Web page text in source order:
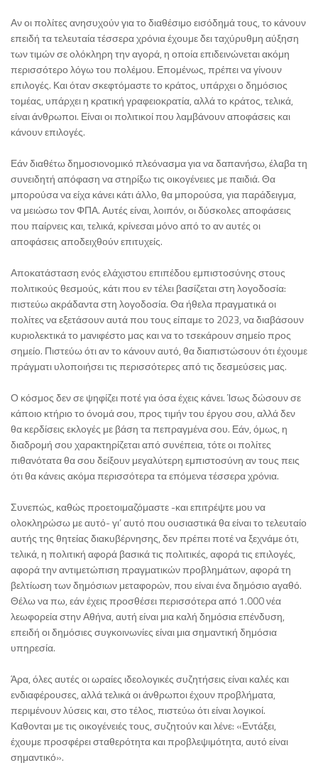
Αν οι πολίτες ανησυχούν για το διαθέσιμο εισόδημά τους, το κάνουν
επειδή τα τελευταία τέσσερα χρόνια έχουμε δει ταχύρυθμη αύξηση
των τιμών σε ολόκληρη την αγορά, η οποία επιδεινώνεται ακόμη
περισσότερο λόγω του πολέμου. Επομένως, πρέπει να γίνουν
επιλογές. Και όταν σκεφτόμαστε το κράτος, υπάρχει ο δημόσιος
τομέας, υπάρχει η κρατική γραφειοκρατία, αλλά το κράτος, τελικά,
είναι άνθρωποι. Είναι οι πολιτικοί που λαμβάνουν αποφάσεις και
κάνουν επιλογές.
Εάν διαθέτω δημοσιονομικό πλεόνασμα για να δαπανήσω, έλαβα τη
συνειδητή απόφαση να στηρίξω τις οικογένειες με παιδιά. Θα
μπορούσα να είχα κάνει κάτι άλλο, θα μπορούσα, για παράδειγμα,
να μειώσω τον ΦΠΑ. Αυτές είναι, λοιπόν, οι δύσκολες αποφάσεις
που παίρνεις και, τελικά, κρίνεσαι μόνο από το αν αυτές οι
αποφάσεις αποδειχθούν επιτυχείς.
Αποκατάσταση ενός ελάχιστου επιπέδου εμπιστοσύνης στους
πολιτικούς θεσμούς, κάτι που εν τέλει βασίζεται στη λογοδοσία:
πιστεύω ακράδαντα στη λογοδοσία. Θα ήθελα πραγματικά οι
πολίτες να εξετάσουν αυτά που τους είπαμε το 2023, να διαβάσουν
κυριολεκτικά το μανιφέστο μας και να το τσεκάρουν σημείο προς
σημείο. Πιστεύω ότι αν το κάνουν αυτό, θα διαπιστώσουν ότι έχουμε
πράγματι υλοποιήσει τις περισσότερες από τις δεσμεύσεις μας.
Ο κόσμος δεν σε ψηφίζει ποτέ για όσα έχεις κάνει. Ίσως δώσουν σε
κάποιο κτήριο το όνομά σου, προς τιμήν του έργου σου, αλλά δεν
θα κερδίσεις εκλογές με βάση τα πεπραγμένα σου. Εάν, όμως, η
διαδρομή σου χαρακτηρίζεται από συνέπεια, τότε οι πολίτες
πιθανότατα θα σου δείξουν μεγαλύτερη εμπιστοσύνη αν τους πεις
ότι θα κάνεις ακόμα περισσότερα τα επόμενα τέσσερα χρόνια.
Συνεπώς, καθώς προετοιμαζόμαστε -και επιτρέψτε μου να
ολοκληρώσω με αυτό- γι’ αυτό που ουσιαστικά θα είναι το τελευταίο
αυτής της θητείας διακυβέρνησης, δεν πρέπει ποτέ να ξεχνάμε ότι,
τελικά, η πολιτική αφορά βασικά τις πολιτικές, αφορά τις επιλογές,
αφορά την αντιμετώπιση πραγματικών προβλημάτων, αφορά τη
βελτίωση των δημόσιων μεταφορών, που είναι ένα δημόσιο αγαθό.
Θέλω να πω, εάν έχεις προσθέσει περισσότερα από 1.000 νέα
λεωφορεία στην Αθήνα, αυτή είναι μια καλή δημόσια επένδυση,
επειδή οι δημόσιες συγκοινωνίες είναι μια σημαντική δημόσια
υπηρεσία.
Άρα, όλες αυτές οι ωραίες ιδεολογικές συζητήσεις είναι καλές και
ενδιαφέρουσες, αλλά τελικά οι άνθρωποι έχουν προβλήματα,
περιμένουν λύσεις και, στο τέλος, πιστεύω ότι είναι λογικοί.
Καθονται με τις οικογένειές τους, συζητούν και λένε: «Εντάξει,
έχουμε προσφέρει σταθερότητα και προβλεψιμότητα, αυτό είναι
σημαντικό».